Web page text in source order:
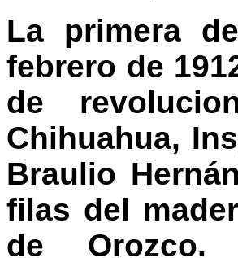
La primera
febrero de
de
Chihuahua,
Braulio
filas del
de Orozco.